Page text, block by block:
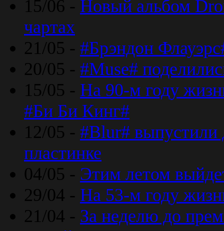
15/06 - Новый альбом
чартах
21/05 - #Брэндон
20/05 - #Muse#
15/05 - На 90-м году
#Би Би Кинг#
12/05 - #Blur# выпустили
пластинке
04/05 - Этим летом
29/04 - На 53-м году
21/04 - За неделю до